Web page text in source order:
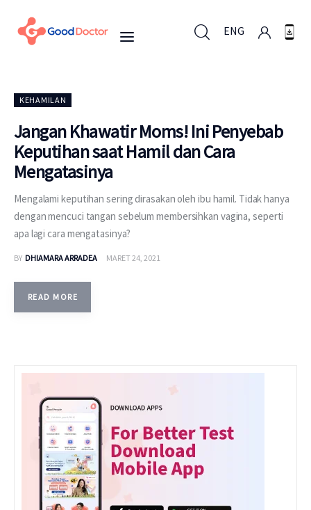
ENG
Untuk Bisnis
Untuk Anda
Mengapa Good Doctor
Berita
Layanan
KEHAMILAN
Jangan Khawatir Moms! Ini Penyebab
Keputihan saat Hamil dan Cara
Mengatasinya
Mengalami keputihan sering dirasakan oleh ibu hamil. Tidak hanya
dengan mencuci tangan sebelum membersihkan vagina, seperti
apa lagi cara mengatasinya?
BY DHIAMARA ARRADEA MARET 24, 2021
READ MORE